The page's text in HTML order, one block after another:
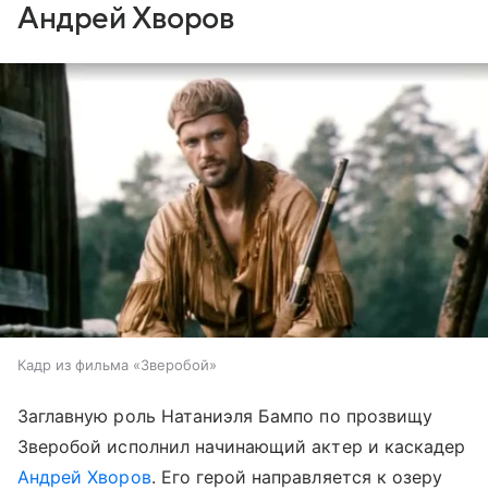
Андрей Хворов
Кадр из фильма «Зверобой»
Заглавную роль Натаниэля Бампо по прозвищу
Зверобой исполнил начинающий актер и каскадер
Андрей Хворов. Его герой направляется к озеру